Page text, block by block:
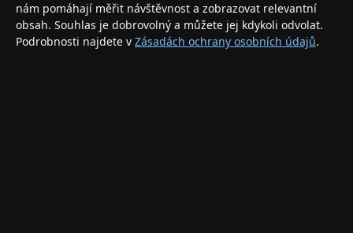
INFORMACE
Doprava a doručení
nám pomáhají měřit návštěvnost a zobrazovat relevantní
obsah. Souhlas je dobrovolný a můžete jej kdykoli odvolat.
Podrobnosti najdete v Zásadách ochrany osobních údajů.